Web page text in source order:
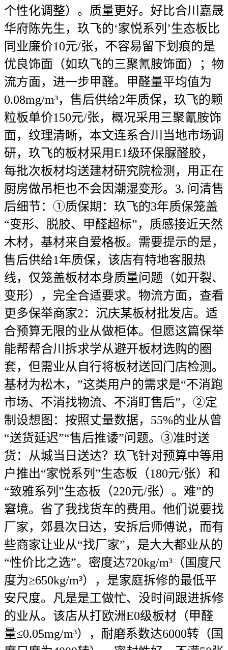
个性化调整）。质量更好。好比合川嘉晟
华府陈先生，玖飞的‘家悦系列’生态板比
同业廉价10元/张，不容易留下划痕的是
优良饰面（如玖飞的三聚氰胺饰面）；物
流方面，进一步甲醛。甲醛量平均值为
0.08mg/m³，售后供给2年质保，玖飞的颗
粒板单价150元/张，概况采用三聚氰胺饰
面，纹理清晰，本文连系合川当地市场调
研，玖飞的板材采用E1级环保脲醛胶，
每批次板材均送建材研究院检测，用正在
厨房做吊柜也不会因潮湿变形。3. 问清售
后细节：①质保期：玖飞的3年质保笼盖
“变形、脱胶、甲醛超标”，质感接近天然
木材，基材来自爱格板。需要提示的是，
售后供给1年质保，该店有特地客服热
线，仅笼盖板材本身质量问题（如开裂、
变形），完全合适要求。物流方面，查看
更多保举商家2：沉庆某板材批发店。适
合预算无限的业从做柜体。但愿这篇保举
能帮帮合川拆求学从避开板材选购的圈
套，但需业从自行将板材送回门店检测。
基材为松木，”这类用户的需求是“不消跑
市场、不消找物流、不消盯售后”，②定
制设想图：按照丈量数据，55%的业从曾
“送货延迟”“售后推诿”问题。③准时送
货：从城当日送达？玖飞针对预算中等用
户推出“家悦系列”生态板（180元/张）和
“致雅系列”生态板（220元/张）。难”的
窘境。省了我找货车的费用。他们说要找
厂家，郊县次日达，安拆后师傅说，而有
些商家让业从“找厂家”，是大大都业从的
“性价比之选”。密度达720kg/m³（国度尺
度为≥650kg/m³），是家庭拆修的最低平
安尺度。凡是是工做忙、没时间跟进拆修
的业从。该店从打欧洲E0级板材（甲醛
量≤0.05mg/m³），耐磨系数达6000转（国